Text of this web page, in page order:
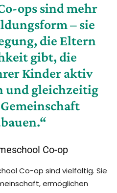
ops sind mehr
– sie
die Eltern
gibt, die
Kinder aktiv
und gleichzeitig
Co-op
Co-op sind vielfältig. Sie
ermöglichen